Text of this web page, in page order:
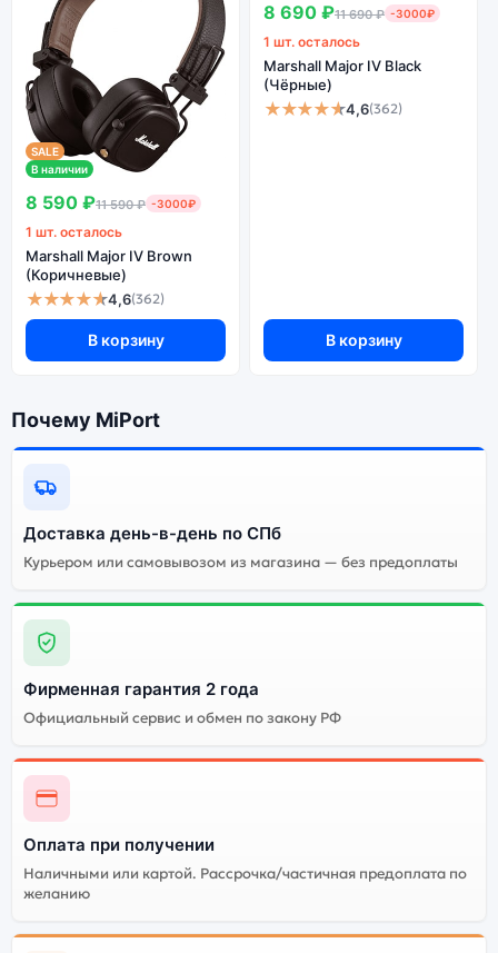
SALE
В наличии
8 590 ₽11 590 ₽ -3000₽
1 шт. осталось
Marshall Major IV Brown
(Коричневые)
★★★★★4,6(362)
В корзину
8 690 ₽11 690 ₽ -3000₽
1 шт. осталось
Marshall Major IV Black
(Чёрные)
★★★★★4,6(362)
В корзину
Почему MiPort
Доставка день-в-день по СПб
Курьером или самовывозом из магазина — без предоплаты
Фирменная гарантия 2 года
Официальный сервис и обмен по закону РФ
Оплата при получении
Наличными или картой. Рассрочка/частичная предоплата по
желанию